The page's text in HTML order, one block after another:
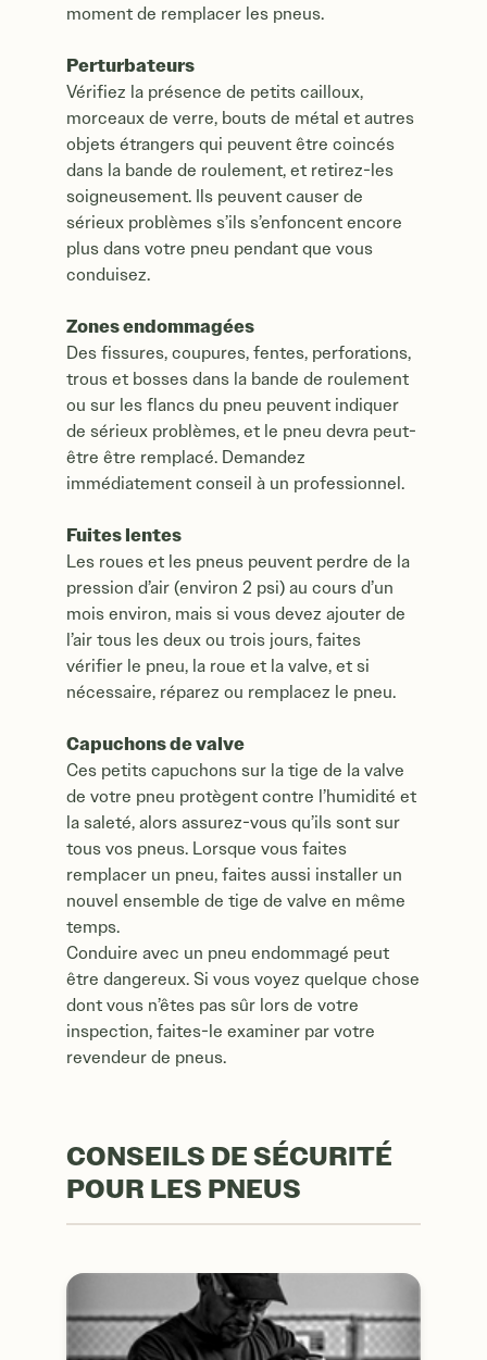
moment de remplacer les pneus.
Perturbateurs
Vérifiez la présence de petits cailloux,
morceaux de verre, bouts de métal et autres
objets étrangers qui peuvent être coincés
dans la bande de roulement, et retirez-les
soigneusement. Ils peuvent causer de
sérieux problèmes s’ils s’enfoncent encore
plus dans votre pneu pendant que vous
conduisez.
Zones endommagées
Des fissures, coupures, fentes, perforations,
trous et bosses dans la bande de roulement
ou sur les flancs du pneu peuvent indiquer
de sérieux problèmes, et le pneu devra peut-
être être remplacé. Demandez
immédiatement conseil à un professionnel.
Fuites lentes
Les roues et les pneus peuvent perdre de la
pression d’air (environ 2 psi) au cours d’un
mois environ, mais si vous devez ajouter de
l’air tous les deux ou trois jours, faites
vérifier le pneu, la roue et la valve, et si
nécessaire, réparez ou remplacez le pneu.
Capuchons de valve
Ces petits capuchons sur la tige de la valve
de votre pneu protègent contre l’humidité et
la saleté, alors assurez-vous qu’ils sont sur
tous vos pneus. Lorsque vous faites
remplacer un pneu, faites aussi installer un
nouvel ensemble de tige de valve en même
temps.
Conduire avec un pneu endommagé peut
être dangereux. Si vous voyez quelque chose
dont vous n’êtes pas sûr lors de votre
inspection, faites-le examiner par votre
revendeur de pneus.
CONSEILS DE SÉCURITÉ
POUR LES PNEUS